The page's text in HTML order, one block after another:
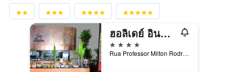
ฮอลิเดย์ อินน์ เซา พาวโล ปาร์เก้ อันเฮมบิ, โรงแรม IHG
4 ดาว
Rua Professor Milton Rodrigues 100, เซาเปาโล, บราซิล